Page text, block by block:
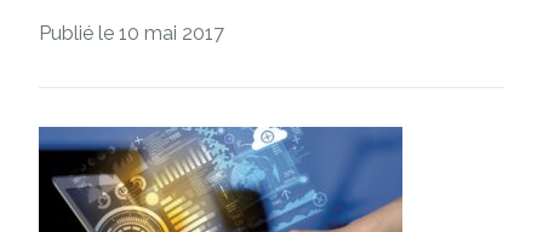
Publié le 10 mai 2017